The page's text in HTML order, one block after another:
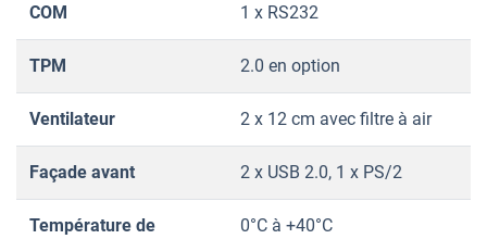
COM 1 x RS232
TPM 2.0 en option
Ventilateur 2 x 12 cm avec filtre à air
Façade avant 2 x USB 2.0, 1 x PS/2
Température de
0°C à +40°C